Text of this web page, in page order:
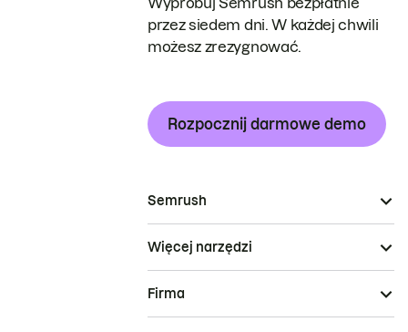
przez siedem dni. W każdej chwili
możesz zrezygnować.
Rozpocznij darmowe demo
Semrush
Więcej narzędzi
Firma